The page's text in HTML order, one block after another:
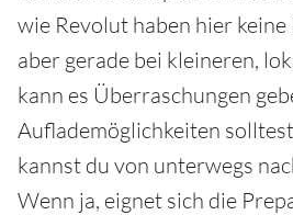
wie Revolut haben hier
aber gerade bei kleineren,
kann es Überraschungen
Auflademöglichkeiten
kannst du von unterwegs
Wenn ja, eignet sich die